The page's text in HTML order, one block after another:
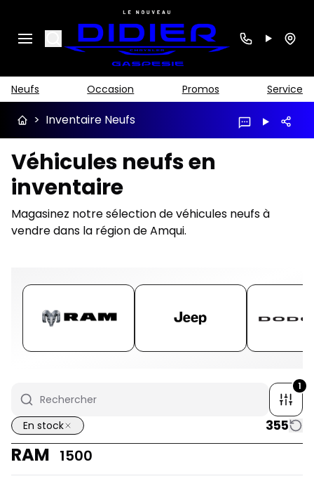
Search
Neufs Occasion Promos Service
> Inventaire Neufs
Véhicules neufs en
inventaire
Magasinez notre sélection de véhicules neufs à
vendre dans la région de Amqui.
1
En stock 355
RAM 1500
En stock